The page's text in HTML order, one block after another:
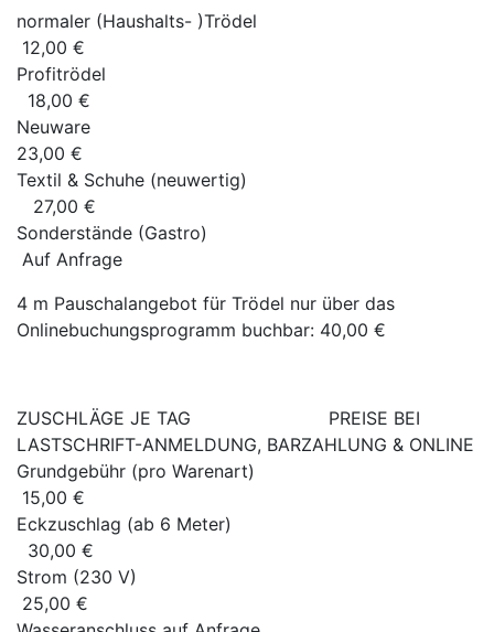
normaler (Haushalts- )Trödel
12,00 €
Profitrödel
18,00 €
Neuware
23,00 €
Textil & Schuhe (neuwertig)
27,00 €
Sonderstände (Gastro)
Auf Anfrage
4 m Pauschalangebot für Trödel nur über das
Onlinebuchungsprogramm buchbar: 40,00 €
ZUSCHLÄGE JE TAG PREISE BEI
LASTSCHRIFT-ANMELDUNG, BARZAHLUNG & ONLINE
Grundgebühr (pro Warenart)
15,00 €
Eckzuschlag (ab 6 Meter)
30,00 €
Strom (230 V)
25,00 €